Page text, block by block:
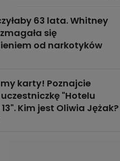
63 lata. Whitney
się
od narkotyków
karty! Poznajcie
"Hotelu
Kim jest Oliwia Jężak?